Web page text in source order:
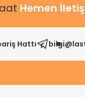
Hemen
Hattı